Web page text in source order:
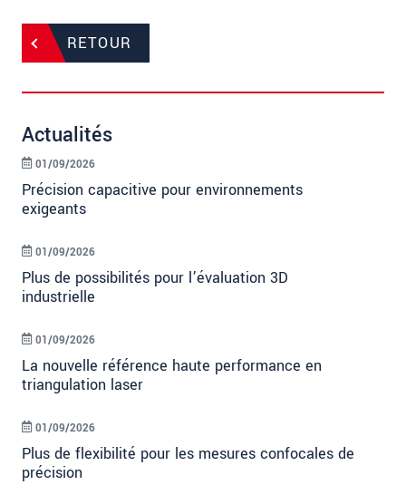
RETOUR
Actualités
Précision capacitive pour environnements
exigeants
01/09/2026
Plus de possibilités pour l’évaluation 3D
industrielle
01/09/2026
La nouvelle référence haute performance en
triangulation laser
01/09/2026
Plus de flexibilité pour les mesures confocales de
précision
01/09/2026